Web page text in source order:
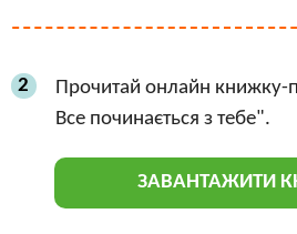
2
Прочитай онлайн книжку-
Все починається з тебе".
ЗАВАНТАЖИТИ